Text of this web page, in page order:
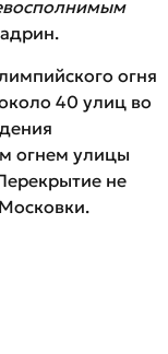
огня
40 улиц во
огнем улицы
не